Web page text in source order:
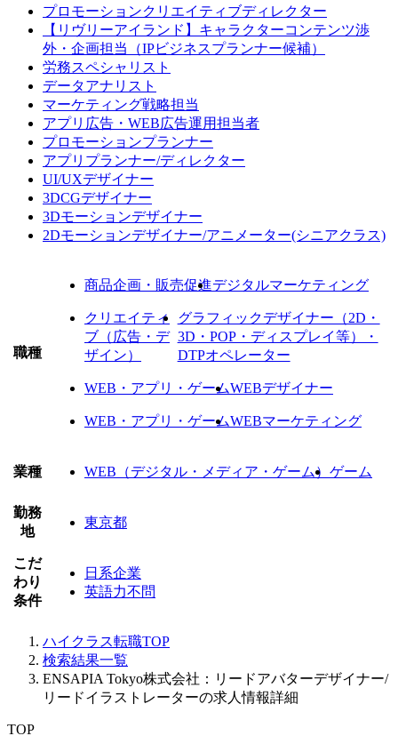
プロモーションクリエイティブディレクター
【リヴリーアイランド】キャラクターコンテンツ渉
外・企画担当（IPビジネスプランナー候補）
労務スペシャリスト
データアナリスト
マーケティング戦略担当
アプリ広告・WEB広告運用担当者
プロモーションプランナー
アプリプランナー/ディレクター
UI/UXデザイナー
3DCGデザイナー
3Dモーションデザイナー
2Dモーションデザイナー/アニメーター(シニアクラス)
職種
商品企画・販売促進デジタルマーケティング
クリエイティ
ブ（広告・デ
ザイン）
グラフィックデザイナー（2D・
3D・POP・ディスプレイ等）・
DTPオペレーター
WEB・アプリ・ゲームWEBデザイナー
WEB・アプリ・ゲームWEBマーケティング
業種 WEB（デジタル・メディア・ゲーム） ゲーム
勤務
地
東京都
こだ
わり
条件
日系企業
英語力不問
ハイクラス転職TOP
検索結果一覧
ENSAPIA Tokyo株式会社：リードアバターデザイナー/
リードイラストレーターの求人情報詳細
TOP